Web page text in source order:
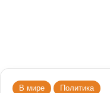
В мире Политика